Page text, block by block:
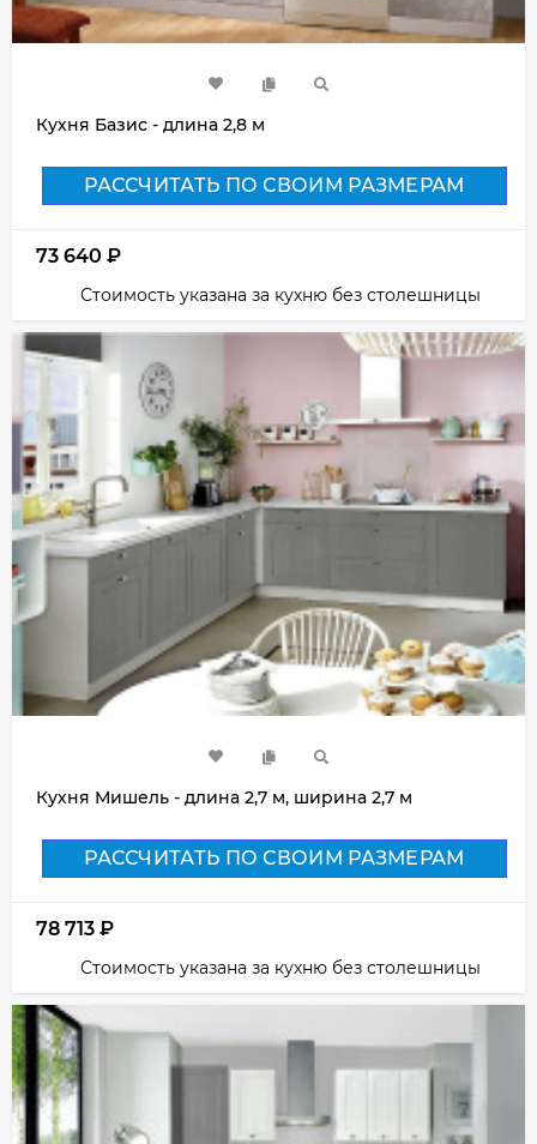
Кухня Базис - длина 2,8 м
РАССЧИТАТЬ ПО СВОИМ РАЗМЕРАМ
73 640 ₽
Стоимость указана за кухню без столешницы
Кухня Мишель - длина 2,7 м, ширина 2,7 м
РАССЧИТАТЬ ПО СВОИМ РАЗМЕРАМ
78 713 ₽
Стоимость указана за кухню без столешницы